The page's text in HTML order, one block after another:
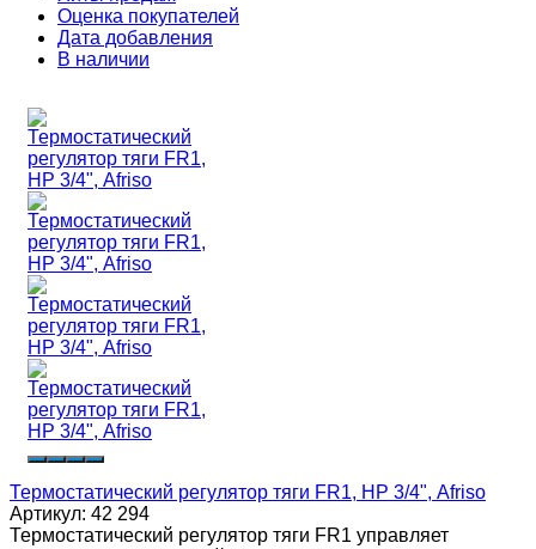
Оценка покупателей
Дата добавления
В наличии
Термостатический регулятор тяги FR1, НР 3/4", Afriso
Артикул: 42 294
Термостатический регулятор тяги FR1 управляет